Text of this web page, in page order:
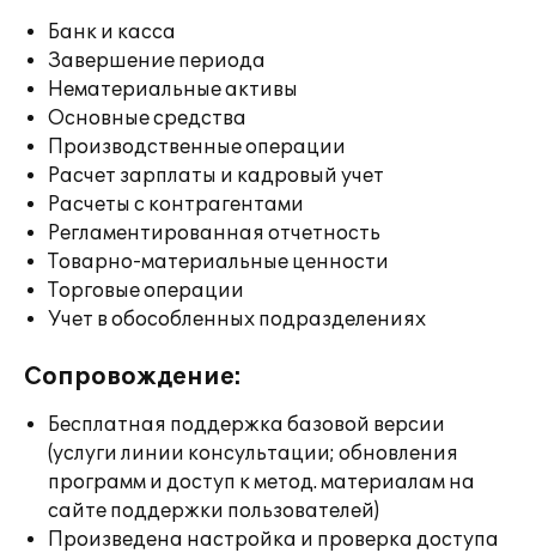
Банк и касса
Завершение периода
Нематериальные активы
Основные средства
Производственные операции
Расчет зарплаты и кадровый учет
Расчеты с контрагентами
Регламентированная отчетность
Товарно-материальные ценности
Торговые операции
Учет в обособленных подразделениях
Сопровождение:
Бесплатная поддержка базовой версии
(услуги линии консультации; обновления
программ и доступ к метод. материалам на
сайте поддержки пользователей)
Произведена настройка и проверка доступа